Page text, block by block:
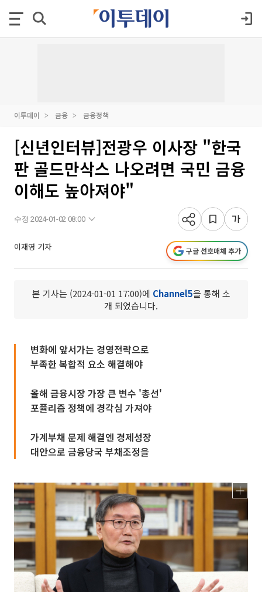
이투데이 금융 금융정책
[신년인터뷰]전광우 이사장 "한국
판 골드만삭스 나오려면 국민 금융
이해도 높아져야"
수정 2024-01-02 08:00
이재영 기자 구글 선호매체 추가
본 기사는 (2024-01-01 17:00)에 Channel5을 통해 소
개 되었습니다.
변화에 앞서가는 경영전략으로
부족한 복합적 요소 해결해야
올해 금융시장 가장 큰 변수 '총선'
포퓰리즘 정책에 경각심 가져야
가계부채 문제 해결엔 경제성장
대안으로 금융당국 부채조정을